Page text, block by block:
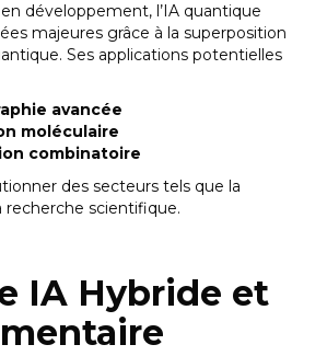
développement, l’IA quantique
majeures grâce à la superposition
Ses applications potentielles
avancée
moléculaire
combinatoire
des secteurs tels que la
recherche scientifique.
IA Hybride et